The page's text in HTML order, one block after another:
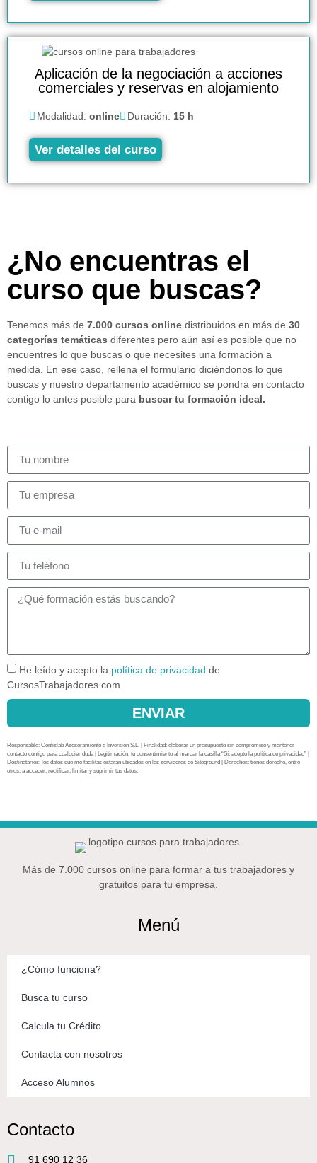
Aplicación de la negociación a acciones
comerciales y reservas en alojamiento
Modalidad: online Duración: 15 h
Ver detalles del curso
¿No encuentras el
curso que buscas?
Tenemos más de 7.000 cursos online distribuidos en más de 30
categorías temáticas diferentes pero aún así es posible que no
encuentres lo que buscas o que necesites una formación a
medida. En ese caso, rellena el formulario diciéndonos lo que
buscas y nuestro departamento académico se pondrá en contacto
contigo lo antes posible para buscar tu formación ideal.
He leído y acepto la política de privacidad de
CursosTrabajadores.com
ENVIAR
Responsable: Confislab Asesoramiento e Inversión S.L. | Finalidad: elaborar un presupuesto sin compromiso y mantener
contacto contigo para cualquier duda | Legitimación: tu consentimiento al marcar la casilla “Sí, acepto la política de privacidad” |
Destinatarios: los datos que me facilitas estarán ubicados en los servidores de Siteground | Derechos: tienes derecho, entre
otros, a acceder, rectificar, limitar y suprimir tus datos.
Más de 7.000 cursos online para formar a tus trabajadores y
gratuitos para tu empresa.
Menú
¿Cómo funciona?
Busca tu curso
Calcula tu Crédito
Contacta con nosotros
Acceso Alumnos
Contacto
91 690 12 36